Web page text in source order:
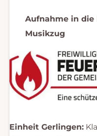
Aufnahme in
Musikzug
Einheit Gerlingen: